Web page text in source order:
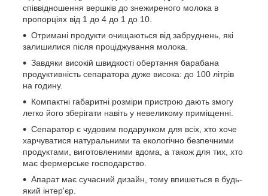
співвідношення вершків до знежиреного молока в
пропорціях від 1 до 4 до 1 до 10.
Отримані продукти очищаються від забруднень, які
залишилися після проціджування молока.
Завдяки високій швидкості обертання барабана
продуктивність сепаратора дуже висока: до 100 літрів
на годину.
Компактні габаритні розміри пристрою дають змогу
легко його зберігати навіть у невеликому приміщенні.
Сепаратор є чудовим подарунком для всіх, хто хоче
харчуватися натуральними та екологічно безпечними
продуктами, виготовленими вдома, а також для тих, хто
має фермерське господарство.
Апарат має сучасний дизайн, тому впишеться в будь-
який інтер'єр.